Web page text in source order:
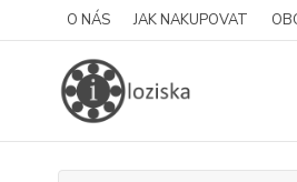
O NÁS JAK NAKUPOVAT